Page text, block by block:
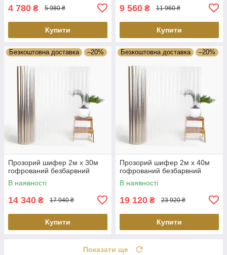
4 780 ₴ 5 980 ₴
Купити
9 560 ₴ 11 960 ₴
Купити
Безкоштовна доставка –20%
Прозорий шифер 2м х 30м
гофрований безбарвний
В наявності
14 340 ₴ 17 940 ₴
Купити
Безкоштовна доставка –20%
Прозорий шифер 2м х 40м
гофрований безбарвний
В наявності
19 120 ₴ 23 920 ₴
Купити
Показати ще